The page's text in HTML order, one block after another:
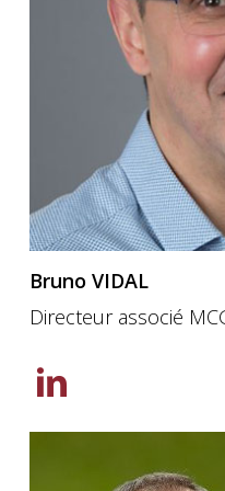
Bruno VIDAL
Directeur associé
Découvrez
la
page